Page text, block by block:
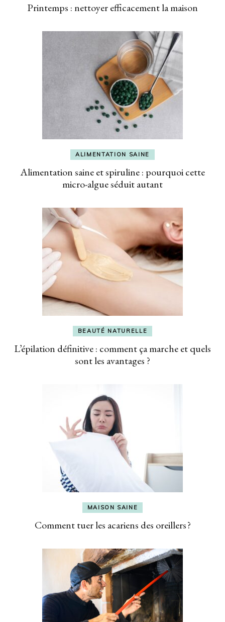
Printemps : nettoyer efficacement la maison
ALIMENTATION SAINE
Alimentation saine et spiruline : pourquoi cette
micro-algue séduit autant
BEAUTÉ NATURELLE
L’épilation définitive : comment ça marche et quels
sont les avantages ?
MAISON SAINE
Comment tuer les acariens des oreillers ?